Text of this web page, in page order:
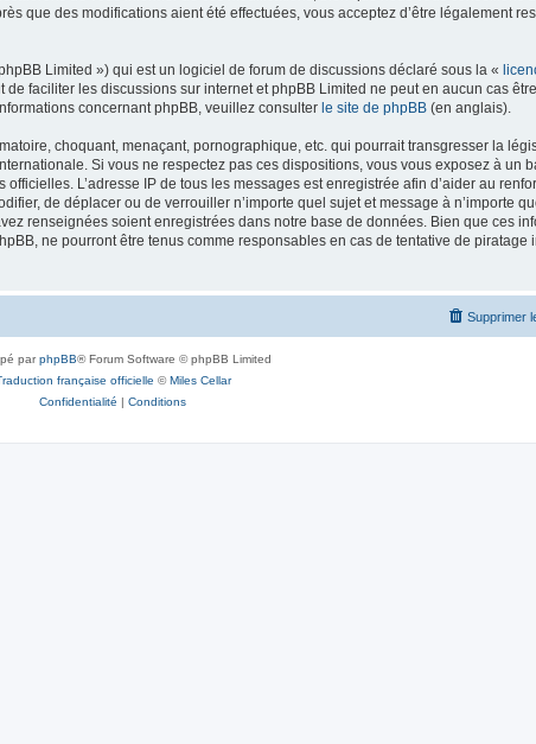
que des modifications aient été effectuées, vous acceptez d’être légalement
Limited ») qui est un logiciel de forum de discussions déclaré sous la «
faciliter les discussions sur internet et phpBB Limited ne peut en aucun cas
concernant phpBB, veuillez consulter le site de phpBB (en anglais).
choquant, menaçant, pornographique, etc. qui pourrait transgresser la
Si vous ne respectez pas ces dispositions, vous vous exposez à un
L’adresse IP de tous les messages est enregistrée afin d’aider au
de déplacer ou de verrouiller n’importe quel sujet et message à n’importe
renseignées soient enregistrées dans notre base de données. Bien que ces
ne pourront être tenus comme responsables en cas de tentative de piratage
Supprimer
parphpBB® Forum Software © phpBB Limited
française officielle ©Miles Cellar
Confidentialité | Conditions